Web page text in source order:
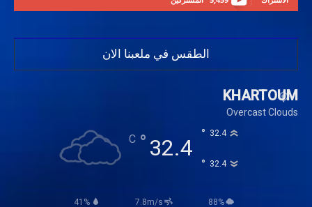
الطقس في ملعبنا الان
KHARTOUM
Overcast Clouds
32.4
°
C 32.4
°
32.4
°
41% 7.8m/s 88%